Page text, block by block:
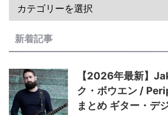
新着記事
【2026年最新】
ク・ボウエン /
まとめ ギター・デ